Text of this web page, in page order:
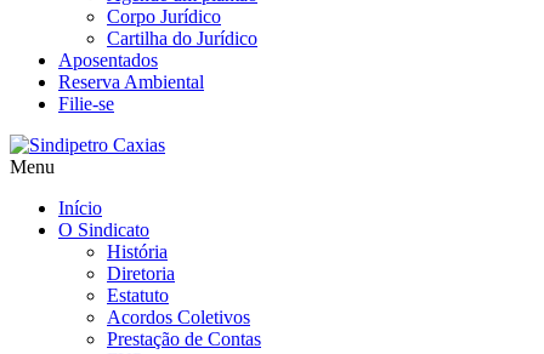
Corpo Jurídico
Cartilha do Jurídico
Aposentados
Reserva Ambiental
Filie-se
Menu
Início
O Sindicato
História
Diretoria
Estatuto
Acordos Coletivos
Prestação de Contas